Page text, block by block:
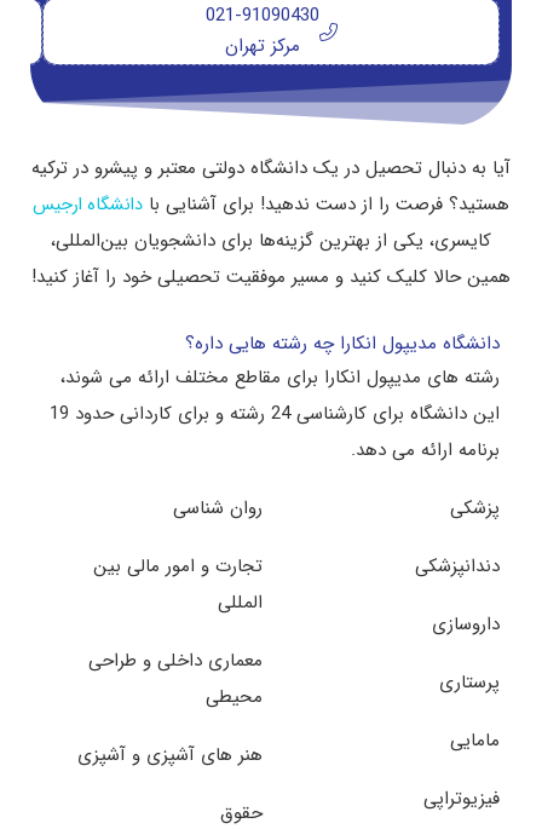
021-91090430
مرکز تهران
آیا به دنبال تحصیل در یک دانشگاه دولتی معتبر و پیشرو در ترکیه
هستید؟ فرصت را از دست ندهید! برای آشنایی با دانشگاه ارجیس
کایسری، یکی از بهترین گزینه‌ها برای دانشجویان بین‌المللی،
همین حالا کلیک کنید و مسیر موفقیت تحصیلی خود را آغاز کنید!
دانشگاه مدیپول انکارا چه رشته هایی داره؟
رشته های مدیپول انکارا برای مقاطع مختلف ارائه می شوند،
این دانشگاه برای کارشناسی 24 رشته و برای کاردانی حدود 19
برنامه ارائه می دهد.
پزشکی
دندانپزشکی
داروسازی
پرستاری
مامایی
فیزیوتراپی
روان شناسی
تجارت و امور مالی بین
المللی
معماری داخلی و طراحی
محیطی
هنر های آشپزی و آشپزی
حقوق